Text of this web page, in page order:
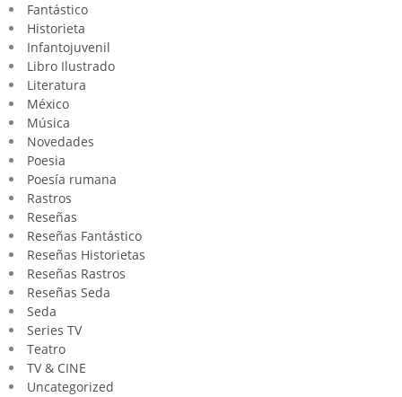
Fantástico
Historieta
Infantojuvenil
Libro Ilustrado
Literatura
México
Música
Novedades
Poesia
Poesía rumana
Rastros
Reseñas
Reseñas Fantástico
Reseñas Historietas
Reseñas Rastros
Reseñas Seda
Seda
Series TV
Teatro
TV & CINE
Uncategorized